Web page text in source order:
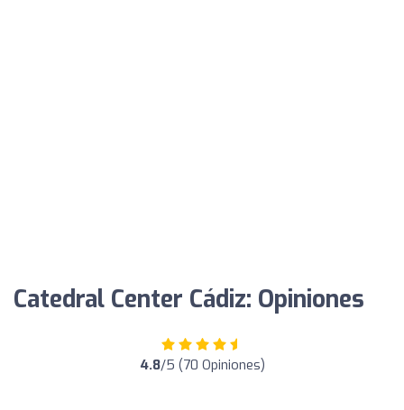
Catedral Center Cádiz: Opiniones
4.8/5 (70 Opiniones)